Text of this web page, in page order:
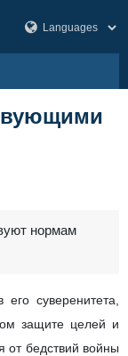
нормам
суверенитета,
защите целей и
от бедствий войны